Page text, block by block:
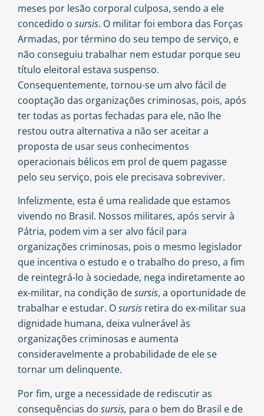
meses por lesão corporal culposa, sendo a ele
concedido o sursis. O militar foi embora das Forças
Armadas, por término do seu tempo de serviço, e
não conseguiu trabalhar nem estudar porque seu
título eleitoral estava suspenso.
Consequentemente, tornou-se um alvo fácil de
cooptação das organizações criminosas, pois, após
ter todas as portas fechadas para ele, não lhe
restou outra alternativa a não ser aceitar a
proposta de usar seus conhecimentos
operacionais bélicos em prol de quem pagasse
pelo seu serviço, pois ele precisava sobreviver.
Infelizmente, esta é uma realidade que estamos
vivendo no Brasil. Nossos militares, após servir à
Pátria, podem vim a ser alvo fácil para
organizações criminosas, pois o mesmo legislador
que incentiva o estudo e o trabalho do preso, a fim
de reintegrá-lo à sociedade, nega indiretamente ao
ex-militar, na condição desursis, a oportunidade de
trabalhar e estudar. Osursis retira do ex-militar sua
dignidade humana, deixa vulnerável às
organizações criminosas e aumenta
consideravelmente a probabilidade de ele se
tornar um delinquente.
Por fim, urge a necessidade de rediscutir as
consequências do sursis, para o bem do Brasil e de